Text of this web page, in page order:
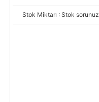
Stok Miktarı : Stok sorunuz